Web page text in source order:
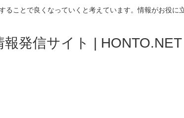
ることで良くなっていくと考えています。情報がお役
発信サイト |